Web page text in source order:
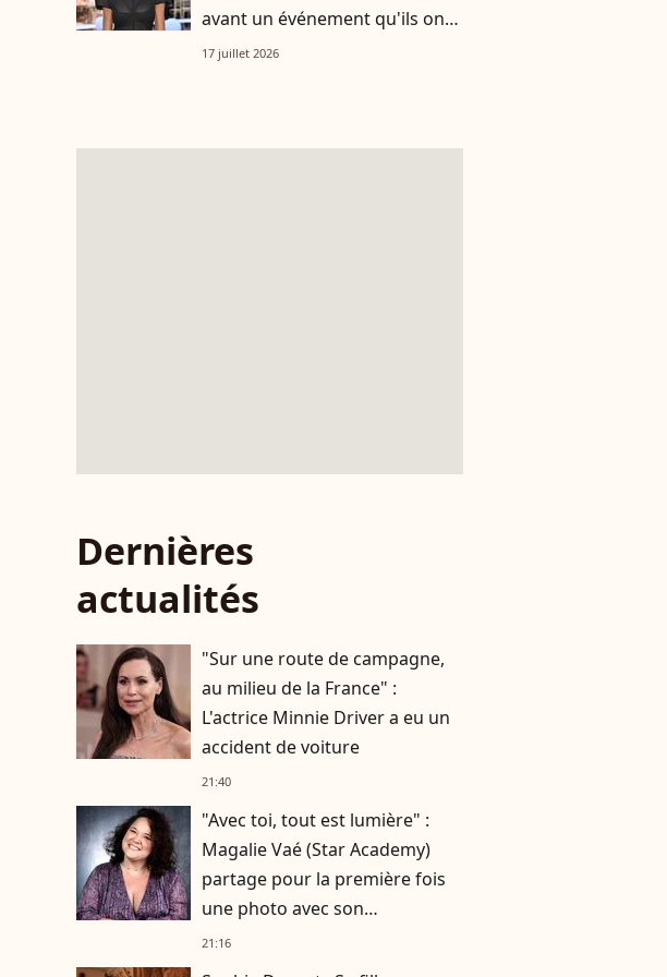
avant un événement qu'ils ont
vécu ensemble
17 juillet 2026
Dernières
actualités
"Sur une route de campagne,
au milieu de la France" :
L'actrice Minnie Driver a eu un
accident de voiture
21:40
"Avec toi, tout est lumière" :
Magalie Vaé (Star Academy)
partage pour la première fois
une photo avec son
compagnon
21:16